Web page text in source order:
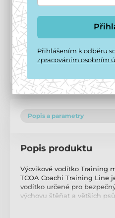
Potřebujete
Zavolejte na
Kód produktu:
Popis a parametry
Popis produktu
Výcvikové vodítko Training
TCOA Coachi Training Line
vodítko určené pro
výchovu štěňat a větších
Přihlášením k odběru
zpracováním osobním